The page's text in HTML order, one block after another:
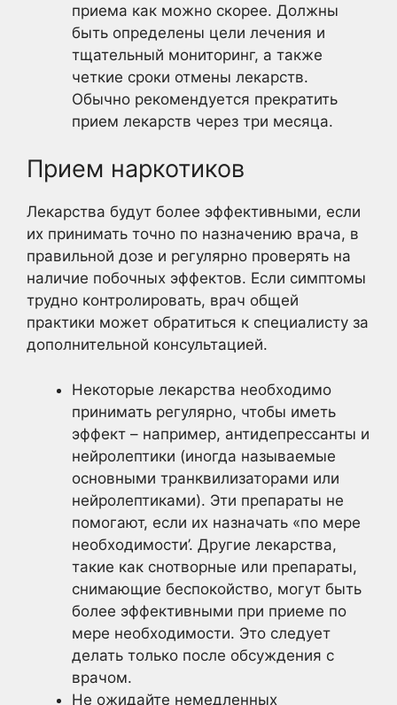
приема как можно скорее. Должны
быть определены цели лечения и
тщательный мониторинг, а также
четкие сроки отмены лекарств.
Обычно рекомендуется прекратить
прием лекарств через три месяца.
Прием наркотиков
Лекарства будут более эффективными, если
их принимать точно по назначению врача, в
правильной дозе и регулярно проверять на
наличие побочных эффектов. Если симптомы
трудно контролировать, врач общей
практики может обратиться к специалисту за
дополнительной консультацией.
Некоторые лекарства необходимо
принимать регулярно, чтобы иметь
эффект – например, антидепрессанты и
нейролептики (иногда называемые
основными транквилизаторами или
нейролептиками). Эти препараты не
помогают, если их назначать «по мере
необходимости’. Другие лекарства,
такие как снотворные или препараты,
снимающие беспокойство, могут быть
более эффективными при приеме по
мере необходимости. Это следует
делать только после обсуждения с
врачом.
Не ожидайте немедленных